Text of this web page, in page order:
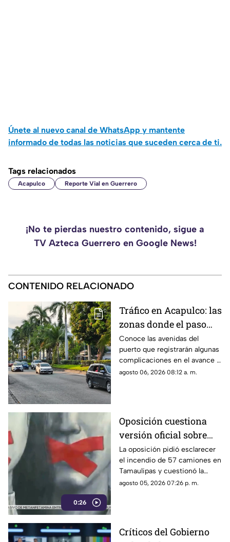
Únete al nuevo canal de WhatsApp y mantente
informado de todas las noticias que suceden cerca de ti.
Tags relacionados
Acapulco Reporte Vial en Guerrero
¡No te pierdas nuestro contenido, sigue a
TV Azteca Guerrero en Google News!
CONTENIDO RELACIONADO
Tráfico en Acapulco: las
zonas donde el paso
será lento
Conoce las avenidas del
puerto que registrarán algunas
complicaciones en el avance y
los tramos con desperfectos
agosto 06, 2026 08:12 a. m.
0:26
Oposición cuestiona
versión oficial sobre
incendio de 57
camiones en
Tamaulipas
La oposición pidió esclarecer
el incendio de 57 camiones en
Tamaulipas y cuestionó la
versión presentada por las
agosto 05, 2026 07:26 p. m.
Críticos del Gobierno